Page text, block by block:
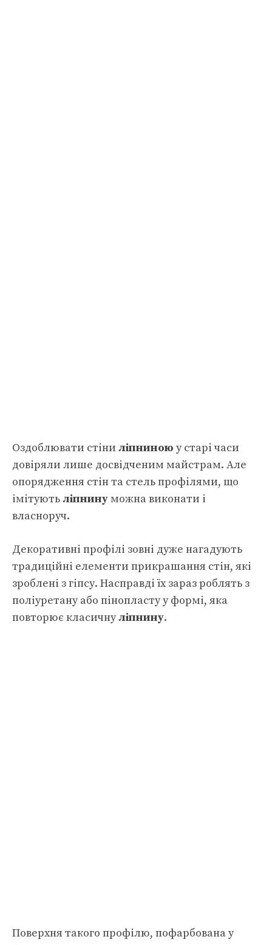
Оздоблювати стіни ліпниною у старі часи
довіряли лише досвідченим майстрам. Але
опорядження стін та стель профілями, що
імітуютьліпнинуможна виконати і
власноруч.
Декоративні профілі зовні дуже нагадують
традиційні елементи прикрашання стін, які
зроблені з гіпсу. Насправді їх зараз роблять з
поліуретану або пінопласту у формі, яка
повторює класичнуліпнину.
Поверхня такого профілю, пофарбована у